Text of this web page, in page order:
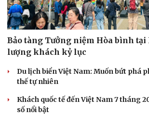
Sân khấu - Điện ảnh
Văn học
Âm nhạc
Di sản
Nghệ sĩ
Thời trang
Sao Việt
Bảo tàng Tưởng niệm Hòa bình tại
lượng khách kỷ lục
Du lịch biển Việt Nam: Muốn bứt phá
thế tự nhiên
Khách quốc tế đến Việt Nam 7 tháng
số nổi bật